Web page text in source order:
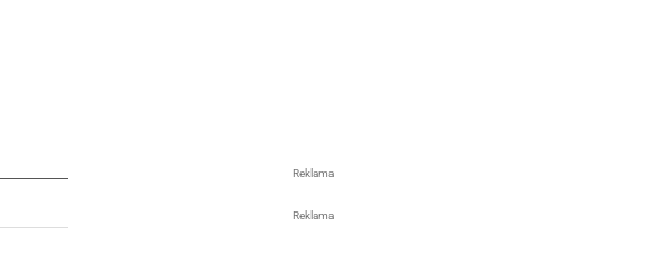
Reklama
Reklama